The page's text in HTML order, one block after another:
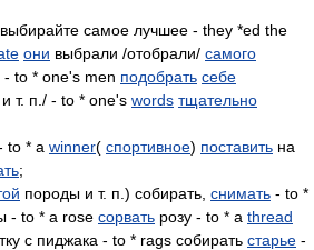
самое лучшее - they *ed the
они выбрали /отобрали/ самого
- to * one's men подобрать себе
т. п./ - to * one's words тщательно
to * a winner( спортивное) поставить на
;
породы и т. п.) собирать, снимать - to *
- to * a rose сорвать розу - to * a thread
с пиджака - to * rags собирать старье -